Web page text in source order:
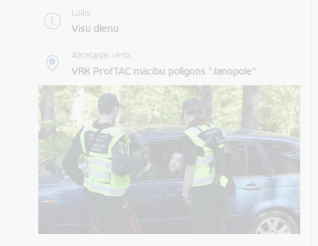
Laiks
Visu dienu
Atrašanās vieta
VRK ProfTAC mācību poligons "Janopole"